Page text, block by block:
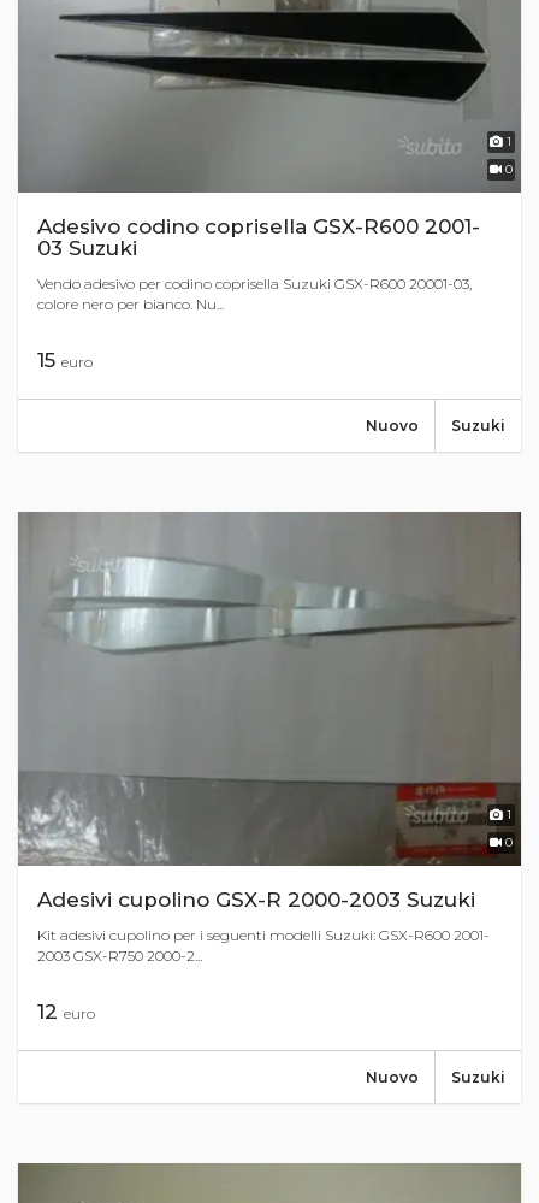
1
0
Adesivo codino coprisella GSX-R600 2001-
03 Suzuki
Vendo adesivo per codino coprisella Suzuki GSX-R600 20001-03,
colore nero per bianco. Nu...
15 euro
Suzuki
Nuovo
1
0
Adesivi cupolino GSX-R 2000-2003 Suzuki
Kit adesivi cupolino per i seguenti modelli Suzuki: GSX-R600 2001-
2003 GSX-R750 2000-2...
12 euro
Suzuki
Nuovo